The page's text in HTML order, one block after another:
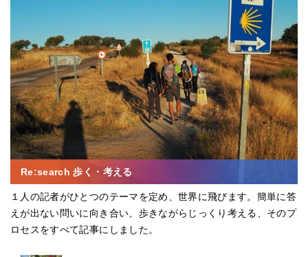
Re:search 歩く・考える
１人の記者がひとつのテーマを定め、世界に飛びます。簡単に答
えが出ない問いに向き合い、歩きながらじっくり考える、そのプ
ロセスをすべて記事にしました。